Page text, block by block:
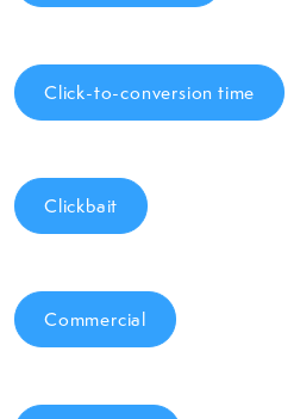
Click-to-conversion time
Clickbait
Commercial